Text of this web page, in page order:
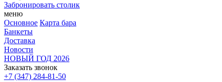
Забронировать столик
меню
Основное Карта бара
Банкеты
Доставка
Новости
НОВЫЙ ГОД 2026
Заказать звонок
+7 (347) 284-81-50